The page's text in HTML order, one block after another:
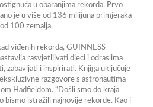
u obaranjima rekorda. Prvo
je u više od 136 milijuna primjeraka
100 zemalja.
viđenih rekorda, GUINNESS
rasvjetljivati djeci i odraslima
zabavljati i inspirirati. Knjiga uključuje
razgovore s astronautima
Hadfieldom. “Došli smo do kraja
bismo istražili najnovije rekorde. Kao i